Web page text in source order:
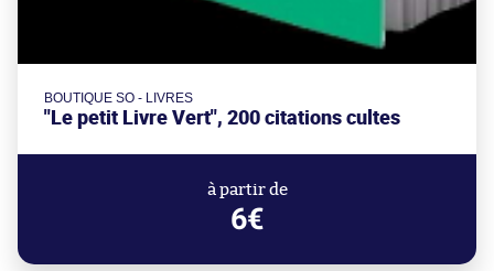
BOUTIQUE SO - LIVRES
"Le petit Livre Vert", 200 citations cultes
à partir de
6€